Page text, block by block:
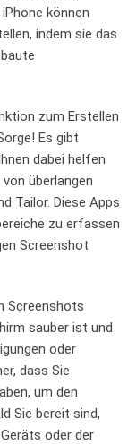
können
indem sie das
⁣zum ‍Erstellen
Es⁤ gibt
dabei helfen
überlangen
Tailor. ​Diese Apps
zu erfassen
Screenshot
Screenshots
sauber ist und
oder
​dass Sie‌
um‍ den
Sie⁣ bereit‍ sind,
oder der